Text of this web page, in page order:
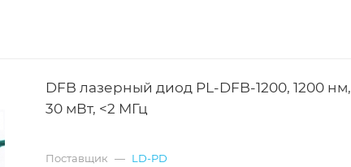
DFB лазерный диод PL-DFB-1200, 1200 нм,
30 мВт, <2 МГц
Поставщик — LD-PD